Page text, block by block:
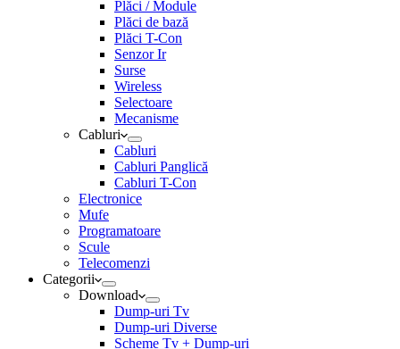
Plăci / Module
Plăci de bază
Plăci T-Con
Senzor Ir
Surse
Wireless
Selectoare
Mecanisme
Cabluri
Cabluri
Cabluri Panglică
Cabluri T-Con
Electronice
Mufe
Programatoare
Scule
Telecomenzi
Categorii
Download
Dump-uri Tv
Dump-uri Diverse
Scheme Tv + Dump-uri